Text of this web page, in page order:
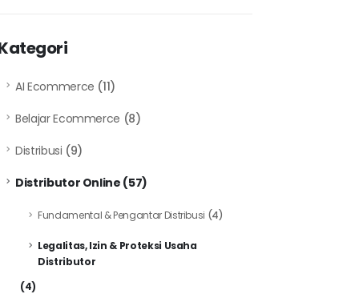
AI Ecommerce (11)
Belajar Ecommerce (8)
Distribusi (9)
Distributor Online (57)
Fundamental & Pengantar Distribusi (4)
Legalitas, Izin & Proteksi Usaha
Distributor
(4)